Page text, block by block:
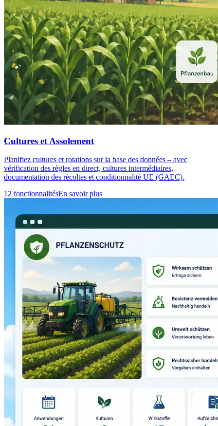
Cultures et Assolement
Planifiez cultures et rotations sur la base des données – avec
vérification des règles en direct, cultures intermédiaires,
documentation des récoltes et conditionnalité UE (GAEC).
12 fonctionnalitésEn savoir plus